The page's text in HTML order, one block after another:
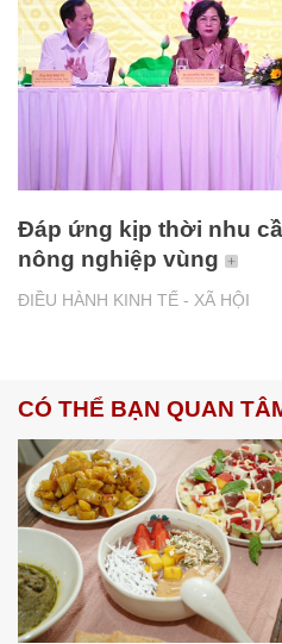
ĐIỀU HÀNH KINH TẾ - XÃ HỘI
Đáp ứng kịp thời nhu
nông nghiệp vùng
CÓ THỂ BẠN QUAN